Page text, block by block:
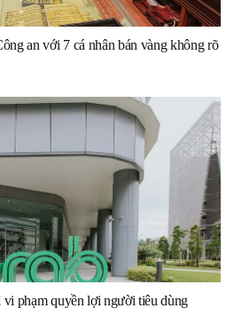
an với 7 cá nhân bán vàng không rõ
phạm quyền lợi người tiêu dùng